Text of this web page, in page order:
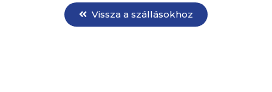
Vissza a szállásokhoz